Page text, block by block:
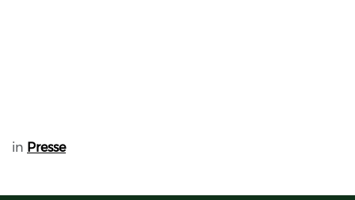
in Presse